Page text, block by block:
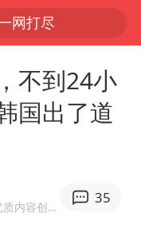
网打尽
不到24小
国出了道
·网易号优质内容创作者
35